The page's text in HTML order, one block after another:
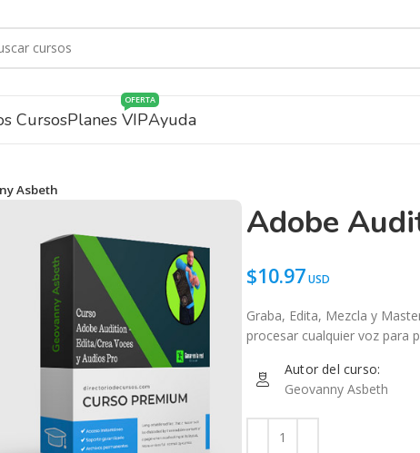
CursosPlanes VIP
OFERTA
Ayuda
Asbeth
Adobe
$10.97
Graba, Edita, Mezcla y
procesar cualquier voz para
Autor del curso:
Geovanny Asbeth